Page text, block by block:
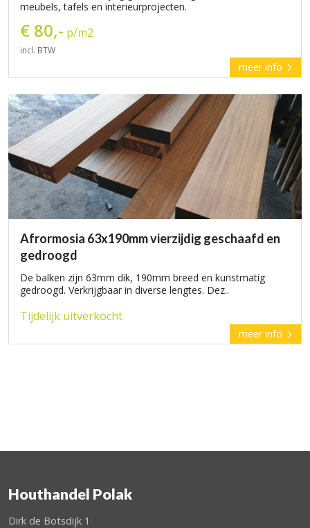
meubels, tafels en interieurprojecten.
€ 80,- p/m2
incl. BTW
meer info
Afrormosia 63x190mm vierzijdig geschaafd en
gedroogd
De balken zijn 63mm dik, 190mm breed en kunstmatig
gedroogd. Verkrijgbaar in diverse lengtes. Dez..
Tijdelijk uitverkocht
meer info
Houthandel Polak
Dirk de Botsdijk 1